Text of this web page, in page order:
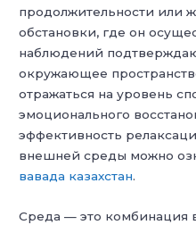
продолжительности или
обстановки, где он
наблюдений
окружающее
отражаться на уровень
эмоционального
эффективность
внешней среды можно
вавада казахстан.
Среда — это комбинация